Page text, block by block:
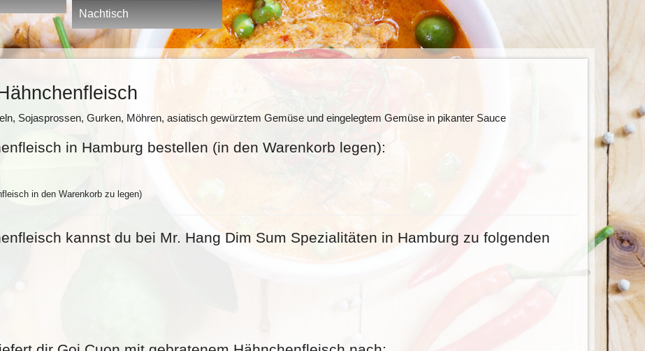
Nachtisch
Sojasprossen, Gurken, Möhren, asiatisch gewürztem Gemüse und eingelegtem Gemüse in pikanter Sauce
in Hamburg bestellen (in den Warenkorb legen):
in den Warenkorb zu legen)
kannst du bei Mr. Hang Dim Sum Spezialitäten in Hamburg zu folgenden